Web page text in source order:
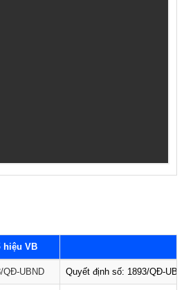
hiệu VB
QĐ-UBND Quyết định số: 1893/QĐ-